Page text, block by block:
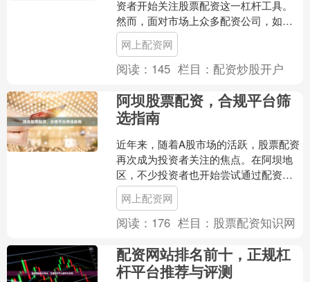
资者开始关注股票配资这一杠杆工具。
然而，面对市场上众多配资公司，如何
选择正规、安全的平台成为投资者最关
心的问题。本文将为您梳....
网上配资网
阅读： 145 栏目： 配资炒股开户
阿坝股票配资，合规平台筛
选指南
近年来，随着A股市场的活跃，股票配资
再次成为投资者关注的焦点。在阿坝地
区，不少投资者也开始尝试通过配资放
大资金，追求更高收益。然而，配资行
业鱼龙混杂，合规平台与....
网上配资网
阅读： 176 栏目： 股票配资知识网
配资网站排名前十，正规杠
杆平台推荐与评测